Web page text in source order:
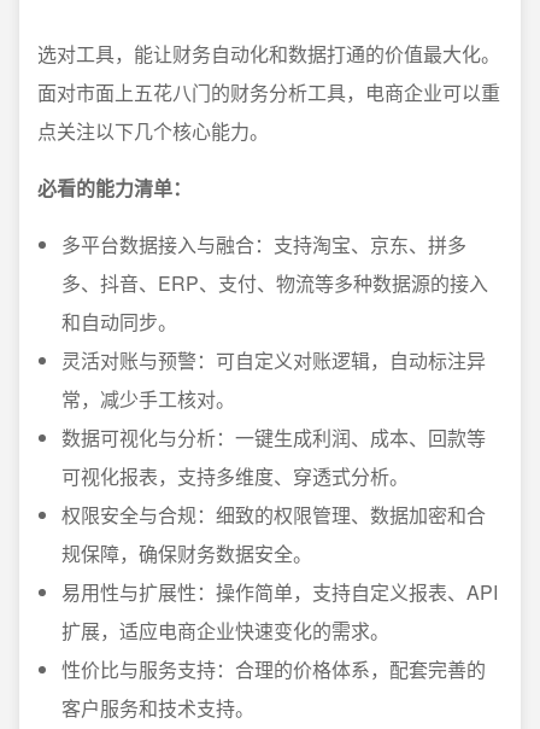
选对工具，能让财务自动化和数据打通的价值最大化。
面对市面上五花八门的财务分析工具，电商企业可以重
点关注以下几个核心能力。
必看的能力清单：
多平台数据接入与融合：支持淘宝、京东、拼多
多、抖音、ERP、支付、物流等多种数据源的接入
和自动同步。
灵活对账与预警：可自定义对账逻辑，自动标注异
常，减少手工核对。
数据可视化与分析：一键生成利润、成本、回款等
可视化报表，支持多维度、穿透式分析。
权限安全与合规：细致的权限管理、数据加密和合
规保障，确保财务数据安全。
易用性与扩展性：操作简单，支持自定义报表、API
扩展，适应电商企业快速变化的需求。
性价比与服务支持：合理的价格体系，配套完善的
客户服务和技术支持。